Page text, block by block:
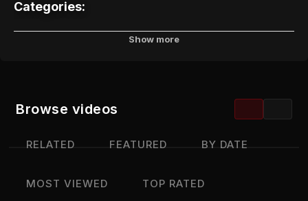
Categories:
News Update
Tags:
کی پہلی برسی کی تقریب
Show more
Browse videos
RELATED FEATURED BY DATE
MOST VIEWED TOP RATED